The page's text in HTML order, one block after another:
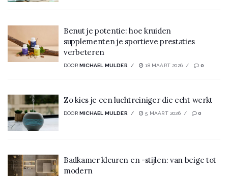
Benut je potentie: hoe kruiden
supplementen je sportieve prestaties
verbeteren
DOOR MICHAEL MULDER 18 MAART 2026 0
Zo kies je een luchtreiniger die echt werkt
DOOR MICHAEL MULDER 5 MAART 2026 0
Badkamer kleuren en -stijlen: van beige tot
modern